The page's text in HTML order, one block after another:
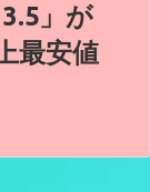
」が
最安値